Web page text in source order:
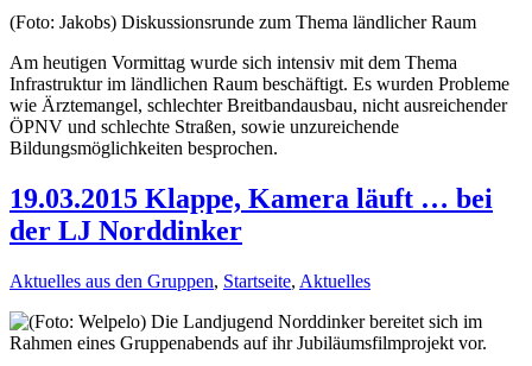
(Foto: Jakobs) Diskussionsrunde zum Thema ländlicher Raum
Am heutigen Vormittag wurde sich intensiv mit dem Thema
Infrastruktur im ländlichen Raum beschäftigt. Es wurden Probleme
wie Ärztemangel, schlechter Breitbandausbau, nicht ausreichender
ÖPNV und schlechte Straßen, sowie unzureichende
Bildungsmöglichkeiten besprochen.
19.03.2015 Klappe, Kamera läuft … bei
der LJ Norddinker
Aktuelles aus den Gruppen, Startseite, Aktuelles